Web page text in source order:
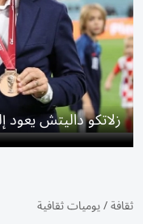
زلاتكو داليتش
ثقافة/يوميات ثقافية